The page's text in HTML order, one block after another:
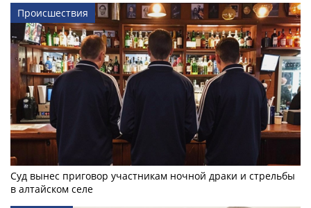
Происшествия
Суд вынес приговор участникам ночной драки и стрельбы
в алтайском селе